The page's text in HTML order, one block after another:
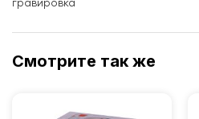
гравировка
Смотрите так же